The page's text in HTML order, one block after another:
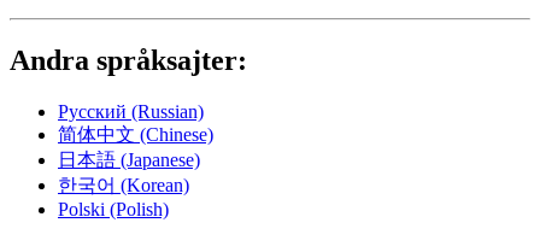
Andra språksajter:
Русский (Russian)
简体中文 (Chinese)
日本語 (Japanese)
한국어 (Korean)
Polski (Polish)